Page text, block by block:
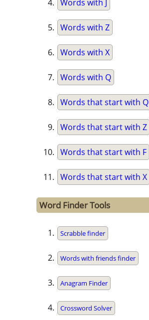
Words with J
Words with Z
Words with X
Words with Q
Words that start with Q
Words that start with Z
Words that start with F
Words that start with X
Word Finder Tools
Scrabble finder
Words with friends finder
Anagram Finder
Crossword Solver